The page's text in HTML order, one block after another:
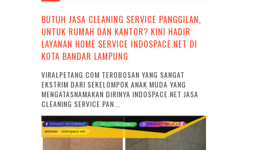
BUTUH JASA CLEANING SERVICE PANGGILAN,
UNTUK RUMAH DAN KANTOR? KINI HADIR
LAYANAN HOME SERVICE INDOSPACE.NET DI
KOTA BANDAR LAMPUNG
VIRALPETANG.COM TEROBOSAN YANG SANGAT
EKSTRIM DARI SEKELOMPOK ANAK MUDA YANG
MENGATASNAMAKAN DIRINYA INDOSPACE.NET JASA
CLEANING SERVICE PAN...